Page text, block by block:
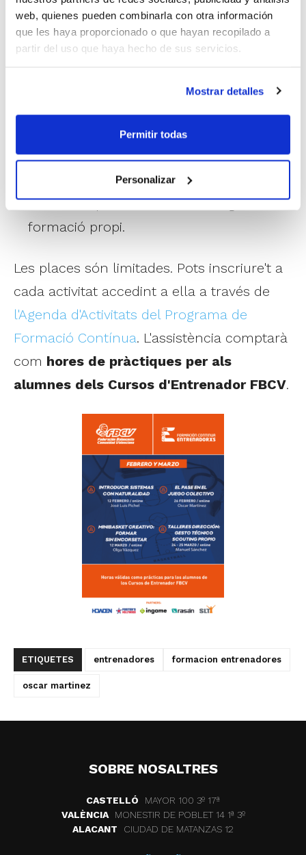
web, quienes pueden combinarla con otra información
que les haya proporcionado o que hayan recopilado a
partir del uso que haya hecho de sus servicios.
Mostrar detalles
Permitir todas
Personalizar
col·lectiu
12 de març.Olga Vázquez. Minibasket
Anàlisi del gest tècnic i aplicacions que
ens el faciliten.
Manuel Sánchez. Taller
Desenvolupament d'un scouting de
formació propi.
Les places són limitades. Pots inscriure't a
cada activitat accedint a ella a través de
l'Agenda d'Activitats del Programa de
Formació Contínua. L'assistència comptarà
com hores de pràctiques per als
alumnes dels Cursos d'Entrenador FBCV.
ETIQUETES entrenadores formacion entrenadores
oscar martinez
SOBRE NOSALTRES
CASTELLÓ
MAYOR 100 3º 17ª
VALÈNCIA
MONESTIR DE POBLET 14 1ª 3º
ALACANT
CIUDAD DE MATANZAS 12